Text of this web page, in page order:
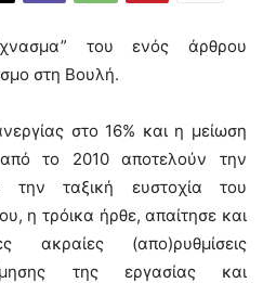
του ενός άρθρου
στη Βουλή.
στο 16% και η μείωση
το 2010 αποτελούν την
την ταξική ευστοχία του
η τρόικα ήρθε, απαίτησε και
ακραίες (απο)ρυθμίσεις
της εργασίας και